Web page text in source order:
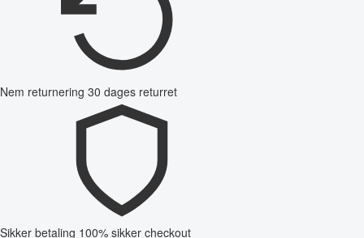
Nem returnering 30 dages returret
Sikker betaling 100% sikker checkout